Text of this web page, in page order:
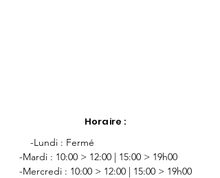
Horaire :
      -Lundi : Fermé
  -Mardi : 10:00 > 12:00 | 15:00 > 19h00
  -Mercredi : 10:00 > 12:00 | 15:00 > 19h00